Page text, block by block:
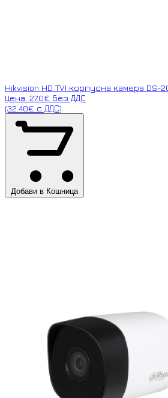
Hikvision HD TVI корпусна камера DS-
Цена: 27.0€ без ДДС
(32.40€ с ДДС)
Добави в Кошница